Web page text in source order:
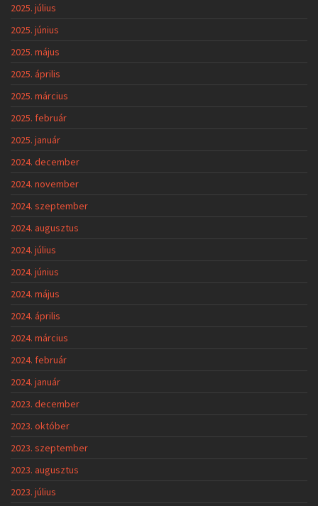
2025. július
2025. június
2025. május
2025. április
2025. március
2025. február
2025. január
2024. december
2024. november
2024. szeptember
2024. augusztus
2024. július
2024. június
2024. május
2024. április
2024. március
2024. február
2024. január
2023. december
2023. október
2023. szeptember
2023. augusztus
2023. július